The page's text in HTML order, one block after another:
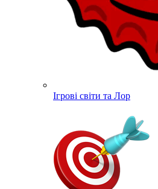
Ігрові світи та Лор